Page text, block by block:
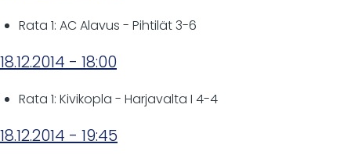
Rata 1: AC Alavus - Pihtilät 3-6
18.12.2014 - 18:00
Rata 1: Kivikopla - Harjavalta I 4-4
18.12.2014 - 19:45